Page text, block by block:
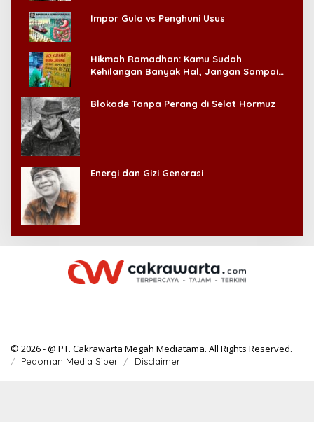
Impor Gula vs Penghuni Usus
Hikmah Ramadhan: Kamu Sudah
Kehilangan Banyak Hal, Jangan Sampai
Blokade Tanpa Perang di Selat Hormuz
Energi dan Gizi Generasi
© 2026 - @ PT. Cakrawarta Megah Mediatama. All Rights Reserved.
Pedoman Media Siber Disclaimer